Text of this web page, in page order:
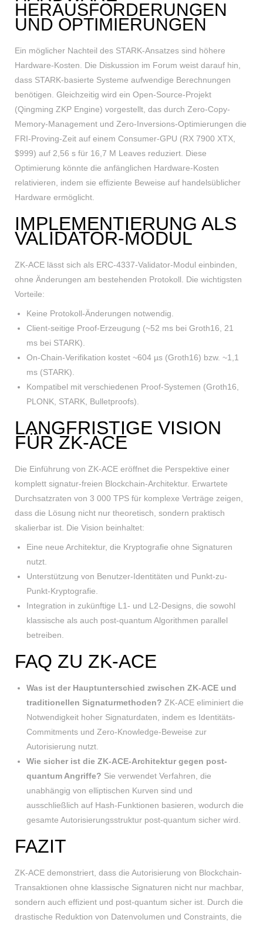
HERAUSFORDERUNGEN
UND OPTIMIERUNGEN
Ein möglicher Nachteil des STARK-Ansatzes sind höhere
Hardware-Kosten. Die Diskussion im Forum weist darauf hin,
dass STARK-basierte Systeme aufwendige Berechnungen
benötigen. Gleichzeitig wird ein Open-Source-Projekt
(Qingming ZKP Engine) vorgestellt, das durch Zero-Copy-
Memory-Management und Zero-Inversions-Optimierungen die
FRI-Proving-Zeit auf einem Consumer-GPU (RX 7900 XTX,
$999) auf 2,56 s für 16,7 M Leaves reduziert. Diese
Optimierung könnte die anfänglichen Hardware-Kosten
relativieren, indem sie effiziente Beweise auf handelsüblicher
Hardware ermöglicht.
IMPLEMENTIERUNG ALS
VALIDATOR-MODUL
ZK-ACE lässt sich als ERC-4337-Validator-Modul einbinden,
ohne Änderungen am bestehenden Protokoll. Die wichtigsten
Vorteile:
Keine Protokoll-Änderungen notwendig.
Client-seitige Proof-Erzeugung (~52 ms bei Groth16, 21
ms bei STARK).
On-Chain-Verifikation kostet ~604 µs (Groth16) bzw. ~1,1
ms (STARK).
Kompatibel mit verschiedenen Proof-Systemen (Groth16,
PLONK, STARK, Bulletproofs).
LANGFRISTIGE VISION
FÜR ZK-ACE
Die Einführung von ZK-ACE eröffnet die Perspektive einer
komplett signatur-freien Blockchain-Architektur. Erwartete
Durchsatzraten von 3 000 TPS für komplexe Verträge zeigen,
dass die Lösung nicht nur theoretisch, sondern praktisch
skalierbar ist. Die Vision beinhaltet:
Eine neue Architektur, die Kryptografie ohne Signaturen
nutzt.
Unterstützung von Benutzer-Identitäten und Punkt-zu-
Punkt-Kryptografie.
Integration in zukünftige L1- und L2-Designs, die sowohl
klassische als auch post-quantum Algorithmen parallel
betreiben.
FAQ ZU ZK-ACE
Was ist der Hauptunterschied zwischen ZK-ACE und
traditionellen Signaturmethoden? ZK-ACE eliminiert die
Notwendigkeit hoher Signaturdaten, indem es Identitäts-
Commitments und Zero-Knowledge-Beweise zur
Autorisierung nutzt.
Wie sicher ist die ZK-ACE-Architektur gegen post-
quantum Angriffe? Sie verwendet Verfahren, die
unabhängig von elliptischen Kurven sind und
ausschließlich auf Hash-Funktionen basieren, wodurch die
gesamte Autorisierungsstruktur post-quantum sicher wird.
FAZIT
ZK-ACE demonstriert, dass die Autorisierung von Blockchain-
Transaktionen ohne klassische Signaturen nicht nur machbar,
sondern auch effizient und post-quantum sicher ist. Durch die
drastische Reduktion von Datenvolumen und Constraints, die